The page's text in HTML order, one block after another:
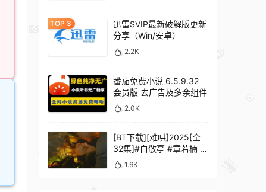
迅雷SVIP最新破解版更新
分享（Win/安卓）
2.2K
番茄免费小说 6.5.9.32
会员版 去广告及多余组件
2.0K
[BT下载][难哄]2025[全
32集]#白敬亭 #章若楠 #
何炅 #秦沛 #鲍起静
1.6K